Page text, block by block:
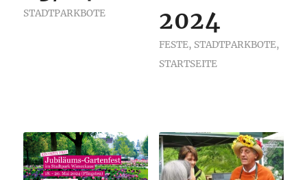
STADTPARKBOTE
2024
FESTE, STADTPARKBOTE,
STARTSEITE